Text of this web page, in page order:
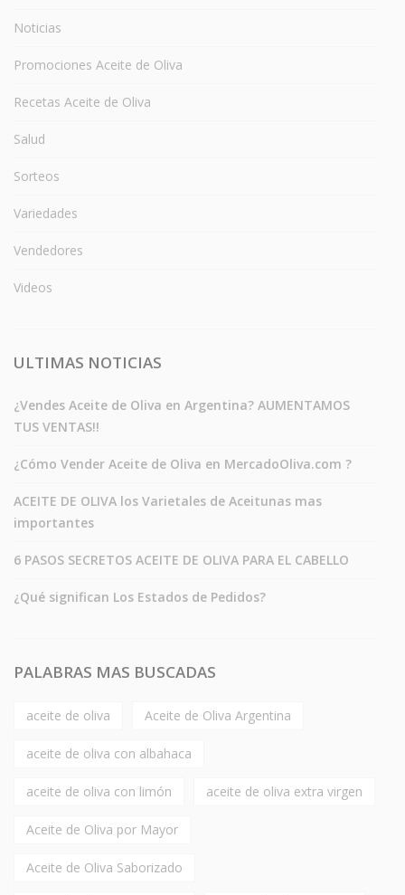
Noticias
Promociones Aceite de Oliva
Recetas Aceite de Oliva
Salud
Sorteos
Variedades
Vendedores
Videos
ULTIMAS NOTICIAS
¿Vendes Aceite de Oliva en Argentina? AUMENTAMOS
TUS VENTAS!!
¿Cómo Vender Aceite de Oliva en MercadoOliva.com ?
ACEITE DE OLIVA los Varietales de Aceitunas mas
importantes
6 PASOS SECRETOS ACEITE DE OLIVA PARA EL CABELLO
¿Qué significan Los Estados de Pedidos?
PALABRAS MAS BUSCADAS
aceite de oliva Aceite de Oliva Argentina
aceite de oliva con albahaca
aceite de oliva con limón aceite de oliva extra virgen
Aceite de Oliva por Mayor
Aceite de Oliva Saborizado